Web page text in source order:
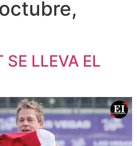
SE LLEVA EL